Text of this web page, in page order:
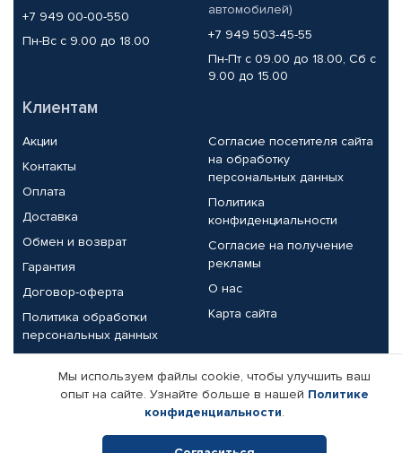
+7 949 00-00-550
Пн-Вс с 9.00 до 18.00
автомобилей)
+7 949 503-45-55
Пн-Пт с 09.00 до 18.00, Сб с
9.00 до 15.00
Клиентам
Акции
Контакты
Оплата
Доставка
Обмен и возврат
Гарантия
Договор-оферта
Политика обработки
персональных данных
Согласие посетителя сайта
на обработку
персональных данных
Политика
конфиденциальности
Согласие на получение
рекламы
О нас
Карта сайта
Партнерам
Корпоративным клиентам
Поставщикам
Реквизиты компании
Мы используем файлы cookie, чтобы улучшить ваш
опыт на сайте. Узнайте больше в нашей Политике
конфиденциальности.